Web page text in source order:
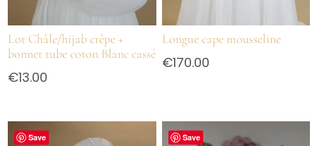
Lot Châle/hijab crêpe +
bonnet tube coton Blanc cassé
€13.00
Longue cape mousseline
€170.00
Save Save